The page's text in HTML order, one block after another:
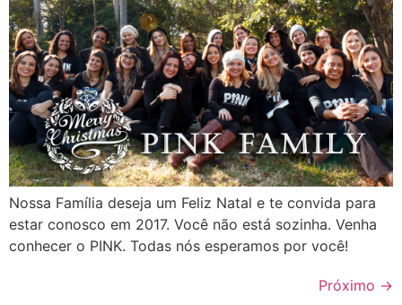
Nossa Família deseja um Feliz Natal e te convida para
estar conosco em 2017. Você não está sozinha. Venha
conhecer o PINK. Todas nós esperamos por você!
Próximo →